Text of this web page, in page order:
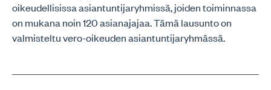
oikeudellisissa asiantuntijaryhmissä, joiden toiminnassa
on mukana noin 120 asianajajaa. Tämä lausunto on
valmisteltu vero-oikeuden asiantuntijaryhmässä.